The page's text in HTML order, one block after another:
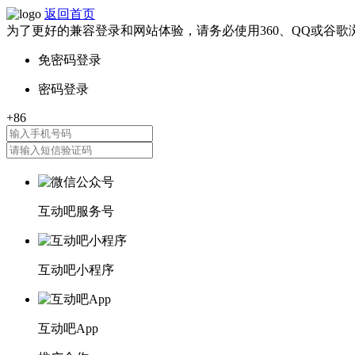
返回首页
为了更好的兼容登录和网站体验，请务必使用360、QQ或谷歌
互动吧服务号
互动吧小程序
互动吧App